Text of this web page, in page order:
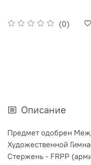
(0)
Описание
Предмет одобрен
Художественной
Стержень - FRPP